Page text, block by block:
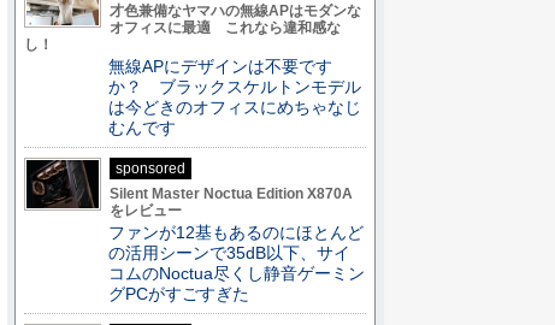
才色兼備なヤマハの無線APはモダンな
オフィスに最適 これなら違和感な
し！
無線APにデザインは不要です
か？ ブラックスケルトンモデル
は今どきのオフィスにめちゃなじ
むんです
sponsored
Silent Master Noctua Edition X870A
をレビュー
ファンが12基もあるのにほとんど
の活用シーンで35dB以下、サイ
コムのNoctua尽くし静音ゲーミン
グPCがすごすぎた